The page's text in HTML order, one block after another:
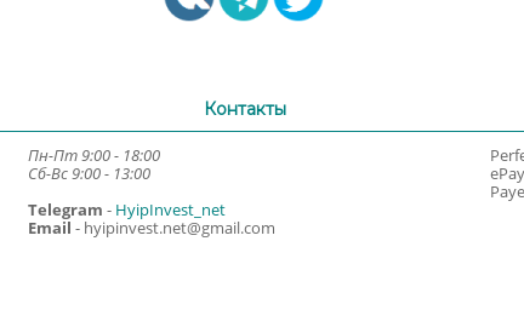
Контакты
Пн-Пт 9:00 - 18:00
Сб-Вс 9:00 - 13:00
Telegram - HyipInvest_net
Email - hyipinvest.net@gmail.com